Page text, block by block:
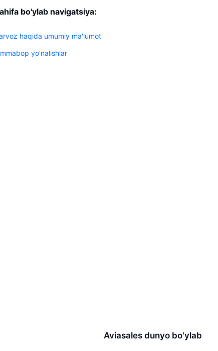
bo'ylab navigatsiya:
haqida umumiy ma'lumot
yo'nalishlar
Aviasales dunyo bo'ylab